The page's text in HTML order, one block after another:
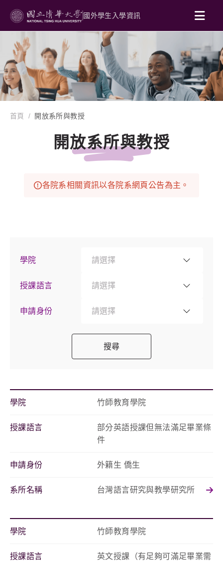
國外學生入學資訊
首頁 開放系所與教授
開放系所與教授
各院系相關資訊以各院系網頁公告為主。
學院 請選擇
授課語言 請選擇
申請身份 請選擇
搜尋
學院 竹師教育學院
授課語言
部分英語授課但無法滿足畢業條
件
申請身份 外籍生 僑生
系所名稱 台灣語言研究與教學研究所
學院 竹師教育學院
授課語言
英文授課（有足夠可滿足畢業需